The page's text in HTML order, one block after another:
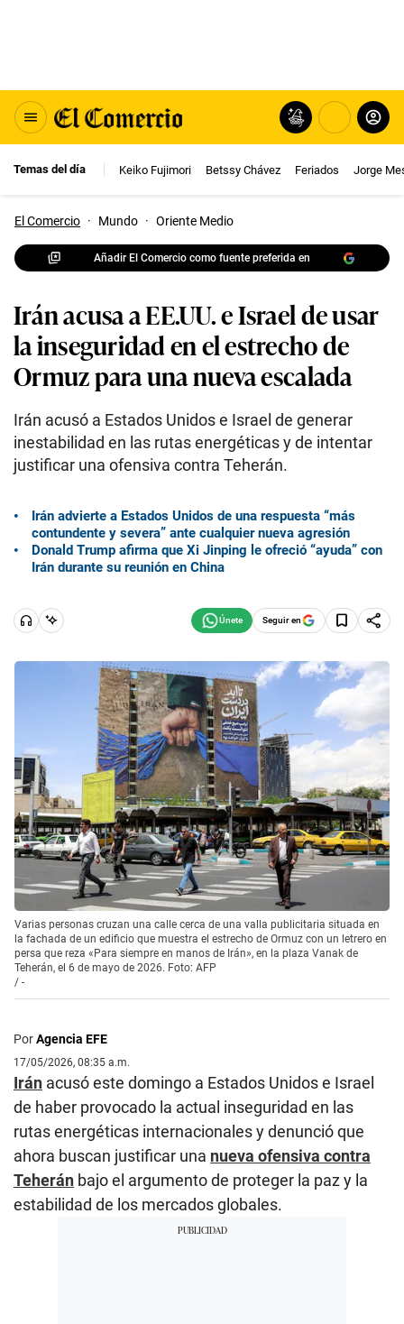
Temas del día Keiko Fujimori Betssy Chávez Feriados Jorge
El Comercio · Mundo · Oriente Medio
Añadir El Comercio como fuente preferida en
Irán acusa a EE.UU. e Israel de usar
la inseguridad en el estrecho de
Ormuz para una nueva escalada
Irán acusó a Estados Unidos e Israel de generar
inestabilidad en las rutas energéticas y de intentar
justificar una ofensiva contra Teherán.
Irán advierte a Estados Unidos de una respuesta “más
contundente y severa” ante cualquier nueva agresión
Donald Trump afirma que Xi Jinping le ofreció “ayuda” con
Irán durante su reunión en China
Seguir en
Varias personas cruzan una calle cerca de una valla publicitaria situada en
la fachada de un edificio que muestra el estrecho de Ormuz con un letrero en
persa que reza «Para siempre en manos de Irán», en la plaza Vanak de
Teherán, el 6 de mayo de 2026. Foto: AFP
/ -
PorAgencia EFE
17/05/2026, 08:35 a.m.
Irán acusó este domingo a Estados Unidos e Israel
de haber provocado la actual inseguridad en las
rutas energéticas internacionales y denunció que
ahora buscan justificar una nueva ofensiva contra
Teherán bajo el argumento de proteger la paz y la
estabilidad de los mercados globales.